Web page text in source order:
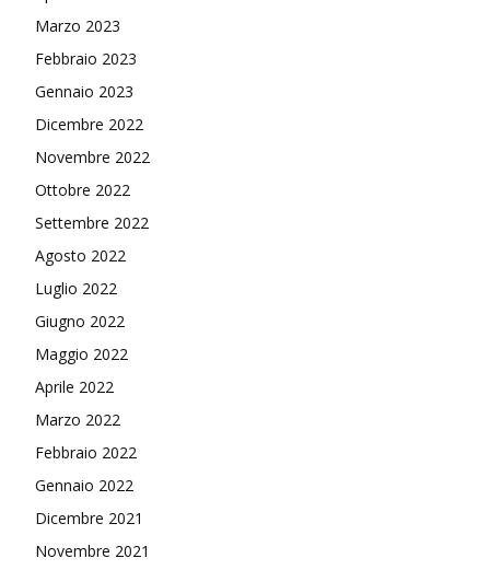
Marzo 2023
Febbraio 2023
Gennaio 2023
Dicembre 2022
Novembre 2022
Ottobre 2022
Settembre 2022
Agosto 2022
Luglio 2022
Giugno 2022
Maggio 2022
Aprile 2022
Marzo 2022
Febbraio 2022
Gennaio 2022
Dicembre 2021
Novembre 2021